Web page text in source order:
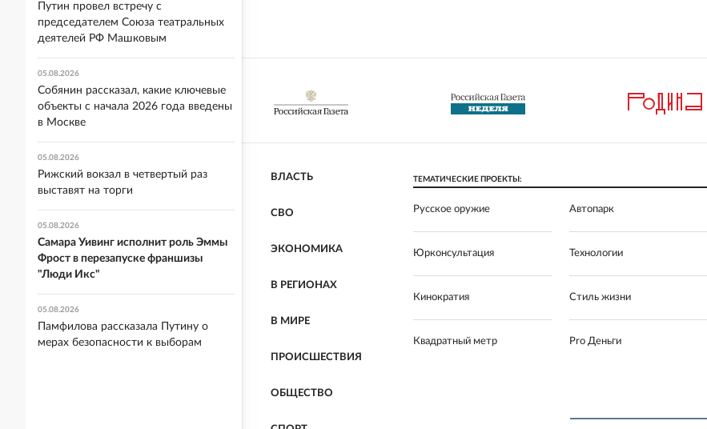
ВЛАСТЬ
СВО
ЭКОНОМИКА
В РЕГИОНАХ
В МИРЕ
ПРОИСШЕСТВИЯ
ОБЩЕСТВО
ТЕМАТИЧЕСКИЕ ПРОЕКТЫ:
Русское оружие Автопарк
Юрконсультация Технологии
Кинократия Стиль жизни
Квадратный метр Pro Деньги
Путин провел встречу с
председателем Союза театральных
деятелей РФ Машковым
05.08.2026
Собянин рассказал, какие ключевые
объекты с начала 2026 года введены
в Москве
05.08.2026
Рижский вокзал в четвертый раз
выставят на торги
05.08.2026
Самара Уивинг исполнит роль Эммы
Фрост в перезапуске франшизы
"Люди Икс"
05.08.2026
Памфилова рассказала Путину о
мерах безопасности к выборам